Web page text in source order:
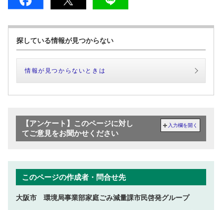
探している情報が見つからない
情報が見つからないときは
【アンケート】このページに対し
てご意見をお聞かせください
入力欄を開く
このページの作成者・問合せ先
大阪市 環境局事業部家庭ごみ減量課市民啓発グループ